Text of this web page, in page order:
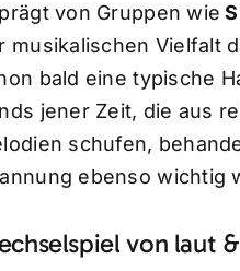
von Gruppen wie
musikalischen Vielfalt
bald eine typische
jener Zeit, die aus
schufen,
ebenso wichtig
von laut